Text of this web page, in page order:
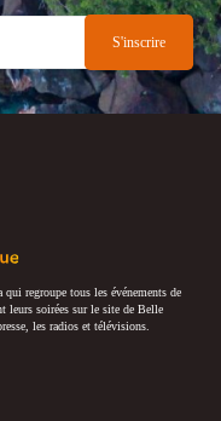
qui regroupe tous les événements de
leurs soirées sur le site de Belle
les radios et télévisions.